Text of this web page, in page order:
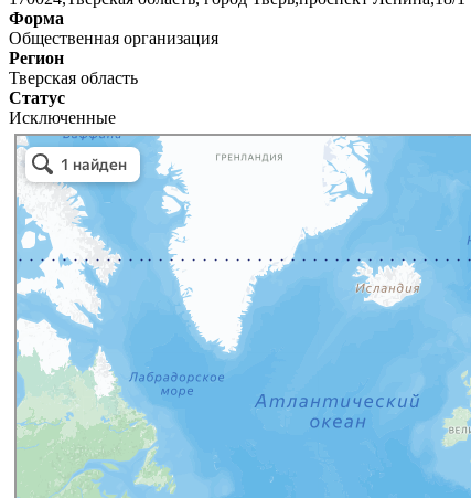
Форма
Общественная организация
Регион
Тверская область
Статус
Исключенные